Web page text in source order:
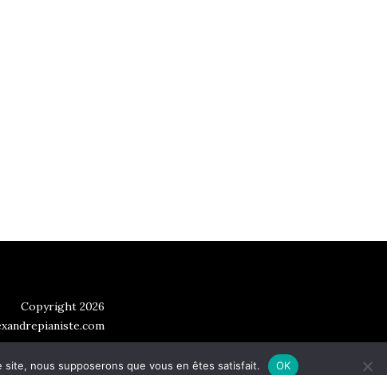
Copyright 2026
nous supposerons que vous en êtes satisfait. OK